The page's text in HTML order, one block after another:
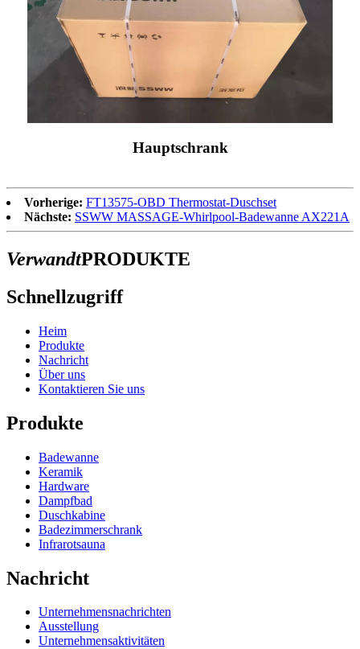
Hauptschrank
Vorherige: FT13575-OBD Thermostat-Duschset
Nächste: SSWW MASSAGE-Whirlpool-Badewanne AX221A
VerwandtPRODUKTE
Schnellzugriff
Heim
Produkte
Nachricht
Über uns
Kontaktieren Sie uns
Produkte
Badewanne
Keramik
Hardware
Dampfbad
Duschkabine
Badezimmerschrank
Infrarotsauna
Nachricht
Unternehmensnachrichten
Ausstellung
Unternehmensaktivitäten